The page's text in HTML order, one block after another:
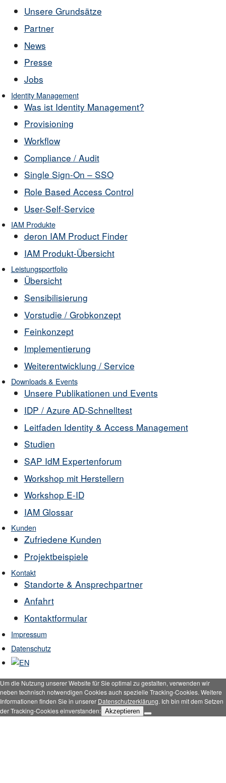
Unsere Grundsätze
Partner
News
Presse
Jobs
Identity Management
Was ist Identity Management?
Provisioning
Workflow
Compliance / Audit
Single Sign-On – SSO
Role Based Access Control
User-Self-Service
IAM Produkte
deron IAM Product Finder
IAM Produkt-Übersicht
Leistungsportfolio
Übersicht
Sensibilisierung
Vorstudie / Grobkonzept
Feinkonzept
Implementierung
Weiterentwicklung / Service
Downloads & Events
Unsere Publikationen und Events
IDP / Azure AD-Schnelltest
Leitfaden Identity & Access Management
Studien
SAP IdM Expertenforum
Workshop mit Herstellern
Workshop E-ID
IAM Glossar
Kunden
Zufriedene Kunden
Projektbeispiele
Kontakt
Standorte & Ansprechpartner
Anfahrt
Kontaktformular
Impressum
Datenschutz
Um die Nutzung unserer Website für Sie optimal zu gestalten, verwenden wir
neben technisch notwendigen Cookies auch spezielle Tracking-Cookies. Weitere
Informationen finden Sie in unserer Datenschutzerklärung. Ich bin mit dem Setzen
der Tracking-Cookies einverstanden: Akzeptieren